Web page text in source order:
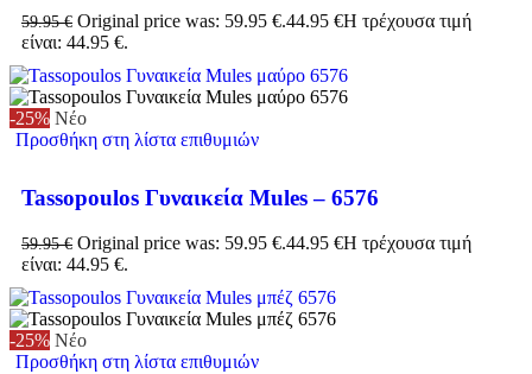
59.95€ Original price was: 59.95 €.44.95 €Η τρέχουσα τιμή
είναι: 44.95 €.
-25% Νέο
Προσθήκη στη λίστα επιθυμιών
Tassopoulos Γυναικεία Mules – 6576
59.95€ Original price was: 59.95 €.44.95 €Η τρέχουσα τιμή
είναι: 44.95 €.
-25% Νέο
Προσθήκη στη λίστα επιθυμιών